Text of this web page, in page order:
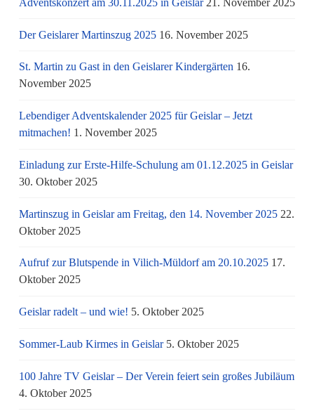
Der Geislarer Martinszug 2025 16. November 2025
St. Martin zu Gast in den Geislarer Kindergärten 16.
November 2025
Lebendiger Adventskalender 2025 für Geislar – Jetzt
mitmachen! 1. November 2025
Einladung zur Erste-Hilfe-Schulung am 01.12.2025 in Geislar
30. Oktober 2025
Martinszug in Geislar am Freitag, den 14. November 2025 22.
Oktober 2025
Aufruf zur Blutspende in Vilich-Müldorf am 20.10.2025 17.
Oktober 2025
Geislar radelt – und wie! 5. Oktober 2025
Sommer-Laub Kirmes in Geislar 5. Oktober 2025
100 Jahre TV Geislar – Der Verein feiert sein großes Jubiläum
4. Oktober 2025